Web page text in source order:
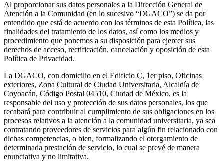
Al proporcionar sus datos personales a la Dirección General de
Atención a la Comunidad (en lo sucesivo “DGACO”) se da por
entendido que está de acuerdo con los términos de esta Política, las
finalidades del tratamiento de los datos, así como los medios y
procedimiento que ponemos a su disposición para ejercer sus
derechos de acceso, rectificación, cancelación y oposición de esta
Política de Privacidad.
La DGACO, con domicilio en el Edificio C, 1er piso, Oficinas
exteriores, Zona Cultural de Ciudad Universitaria, Alcaldía de
Coyoacán, Código Postal 04510, Ciudad de México, es la
responsable del uso y protección de sus datos personales, los que
recabará para contribuir al cumplimiento de sus obligaciones en los
procesos relativos a la atención a la comunidad universitaria, ya sea
contratando proveedores de servicios para algún fin relacionado con
dichas competencias, o bien, formalizando el otorgamiento de
determinada prestación de servicio, lo cual se prevé de manera
enunciativa y no limitativa.